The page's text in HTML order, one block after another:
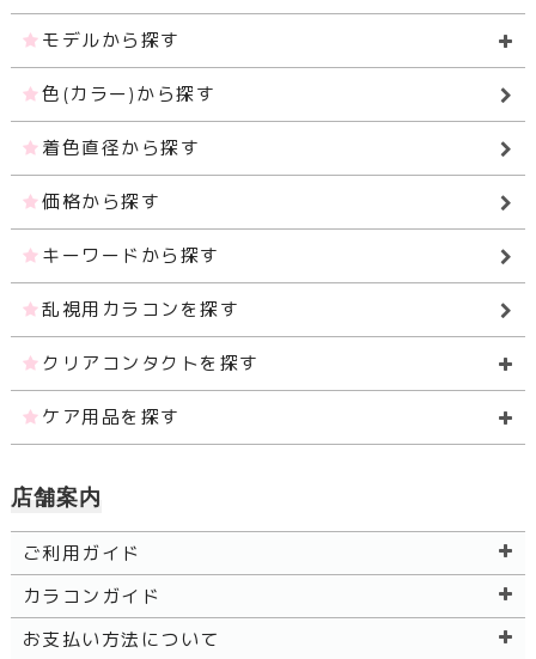
モデルから探す
色(カラー)から探す
着色直径から探す
価格から探す
キーワードから探す
乱視用カラコンを探す
クリアコンタクトを探す
ケア用品を探す
店舗案内
ご利用ガイド
カラコンガイド
お支払い方法について